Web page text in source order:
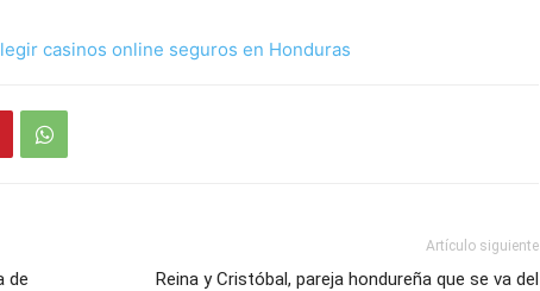
casinos online seguros en Honduras
de
Artículo siguiente
Reina y Cristóbal, pareja hondureña que se va del